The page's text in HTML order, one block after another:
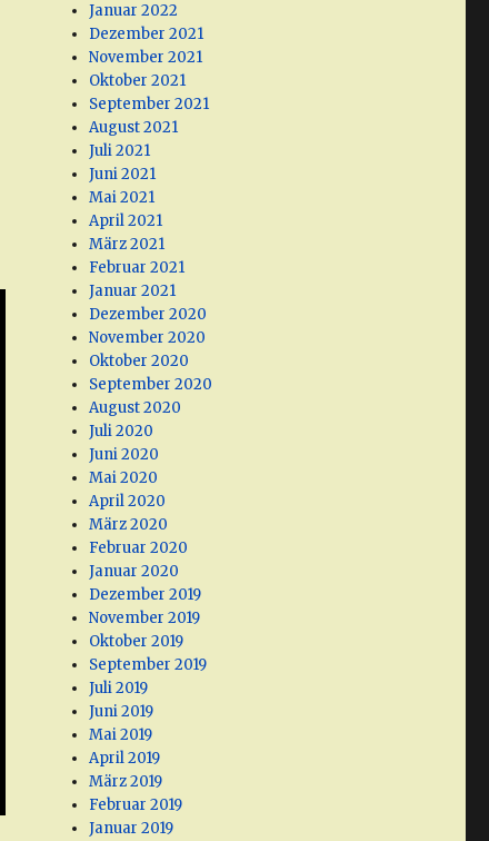
Januar 2022
Dezember 2021
November 2021
Oktober 2021
September 2021
August 2021
Juli 2021
Juni 2021
Mai 2021
April 2021
März 2021
Februar 2021
Januar 2021
Dezember 2020
November 2020
Oktober 2020
September 2020
August 2020
Juli 2020
Juni 2020
Mai 2020
April 2020
März 2020
Februar 2020
Januar 2020
Dezember 2019
November 2019
Oktober 2019
September 2019
Juli 2019
Juni 2019
Mai 2019
April 2019
März 2019
Februar 2019
Januar 2019